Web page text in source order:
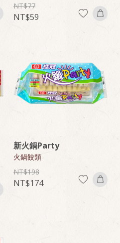
77
59
新火鍋Party
火鍋餃類
198
174